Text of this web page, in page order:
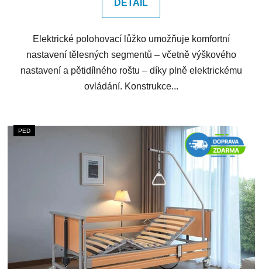
DETAIL
Elektrické polohovací lůžko umožňuje komfortní
nastavení tělesných segmentů – včetně výškového
nastavení a pětidílného roštu – díky plně elektrickému
ovládání. Konstrukce...
PED